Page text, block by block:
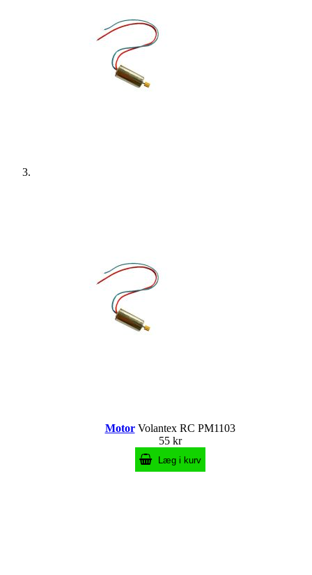
Motor Volantex RC PM1103
55 kr
Læg i kurv